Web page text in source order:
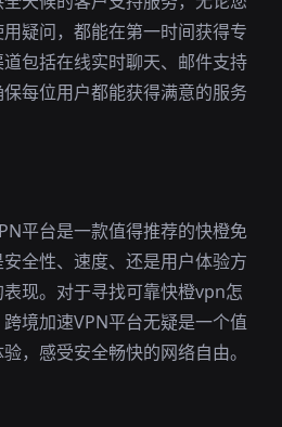
疑问，都能在第一时间获得专
包括在线实时聊天、邮件支持
每位用户都能获得满意的服务
平台是一款值得推荐的快橙免
全性、速度、还是用户体验方
现。对于寻找可靠快橙vpn怎
境加速VPN平台无疑是一个值
，感受安全畅快的网络自由。